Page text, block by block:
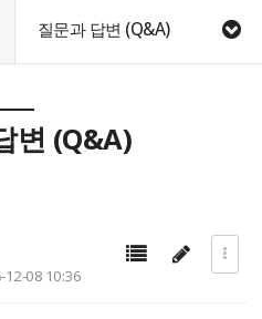
질문과 답변 (Q&A)
변 (Q&A)
08 10:36